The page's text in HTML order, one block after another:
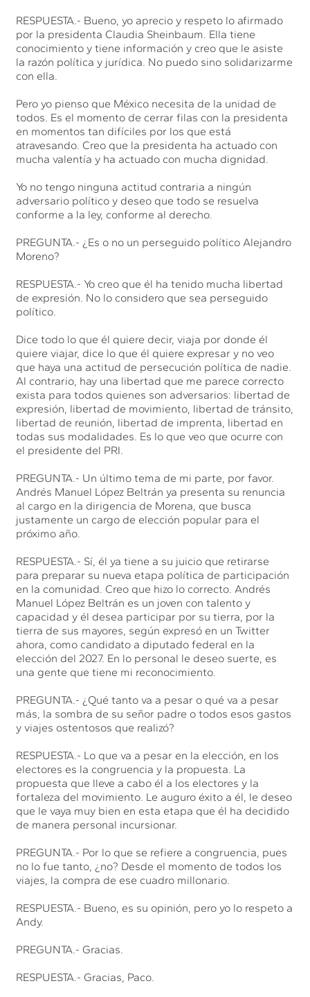
RESPUESTA.- Bueno, yo aprecio y respeto lo afirmado
por la presidenta Claudia Sheinbaum. Ella tiene
conocimiento y tiene información y creo que le asiste
la razón política y jurídica. No puedo sino solidarizarme
con ella.
Pero yo pienso que México necesita de la unidad de
todos. Es el momento de cerrar filas con la presidenta
en momentos tan difíciles por los que está
atravesando. Creo que la presidenta ha actuado con
mucha valentía y ha actuado con mucha dignidad.
Yo no tengo ninguna actitud contraria a ningún
adversario político y deseo que todo se resuelva
conforme a la ley, conforme al derecho.
PREGUNTA.- ¿Es o no un perseguido político Alejandro
Moreno?
RESPUESTA.- Yo creo que él ha tenido mucha libertad
de expresión. No lo considero que sea perseguido
político.
Dice todo lo que él quiere decir, viaja por donde él
quiere viajar, dice lo que él quiere expresar y no veo
que haya una actitud de persecución política de nadie.
Al contrario, hay una libertad que me parece correcto
exista para todos quienes son adversarios: libertad de
expresión, libertad de movimiento, libertad de tránsito,
libertad de reunión, libertad de imprenta, libertad en
todas sus modalidades. Es lo que veo que ocurre con
el presidente del PRI.
PREGUNTA.- Un último tema de mi parte, por favor.
Andrés Manuel López Beltrán ya presenta su renuncia
al cargo en la dirigencia de Morena, que busca
justamente un cargo de elección popular para el
próximo año.
RESPUESTA.- Sí, él ya tiene a su juicio que retirarse
para preparar su nueva etapa política de participación
en la comunidad. Creo que hizo lo correcto. Andrés
Manuel López Beltrán es un joven con talento y
capacidad y él desea participar por su tierra, por la
tierra de sus mayores, según expresó en un Twitter
ahora, como candidato a diputado federal en la
elección del 2027. En lo personal le deseo suerte, es
una gente que tiene mi reconocimiento.
PREGUNTA.- ¿Qué tanto va a pesar o qué va a pesar
más, la sombra de su señor padre o todos esos gastos
y viajes ostentosos que realizó?
RESPUESTA.- Lo que va a pesar en la elección, en los
electores es la congruencia y la propuesta. La
propuesta que lleve a cabo él a los electores y la
fortaleza del movimiento. Le auguro éxito a él, le deseo
que le vaya muy bien en esta etapa que él ha decidido
de manera personal incursionar.
PREGUNTA.- Por lo que se refiere a congruencia, pues
no lo fue tanto, ¿no? Desde el momento de todos los
viajes, la compra de ese cuadro millonario.
RESPUESTA.- Bueno, es su opinión, pero yo lo respeto a
Andy.
PREGUNTA.- Gracias.
RESPUESTA.- Gracias, Paco.